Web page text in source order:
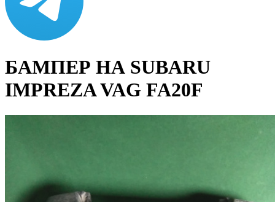
БАМПЕР НА SUBARU
IMPREZA VAG FA20F